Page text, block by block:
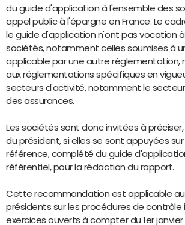
du guide d'application à l'ensemble des
appel public à l'épargne en France. Le
le guide d'application n'ont pas vocation
sociétés, notamment celles soumises à
applicable par une autre réglementation,
aux réglementations spécifiques en
secteurs d'activité, notamment le
des assurances.
Les sociétés sont donc invitées à
du président, si elles se sont appuyées
référence, complété du guide
référentiel, pour la rédaction du rapport.
Cette recommandation est applicable
présidents sur les procédures de contrôle
exercices ouverts à compter du 1er janvier